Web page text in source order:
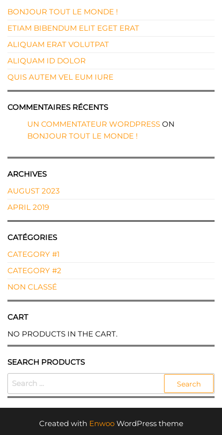
BONJOUR TOUT LE MONDE !
ETIAM BIBENDUM ELIT EGET ERAT
ALIQUAM ERAT VOLUTPAT
ALIQUAM ID DOLOR
QUIS AUTEM VEL EUM IURE
COMMENTAIRES RÉCENTS
UN COMMENTATEUR WORDPRESS ON
BONJOUR TOUT LE MONDE !
ARCHIVES
AUGUST 2023
APRIL 2019
CATÉGORIES
CATEGORY #1
CATEGORY #2
NON CLASSÉ
CART
NO PRODUCTS IN THE CART.
SEARCH PRODUCTS
SEARCH
Created with EnwooWordPress theme